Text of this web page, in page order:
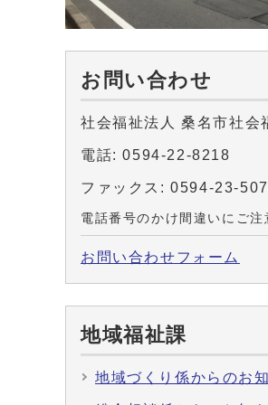
お問い合わせ
社会福祉法人 桑名市社会
電話: 0594-22-8218
ファックス: 0594-23-
電話番号のかけ間違いにご注
お問い合わせフォーム
地域福祉課
地域づくり係からのお